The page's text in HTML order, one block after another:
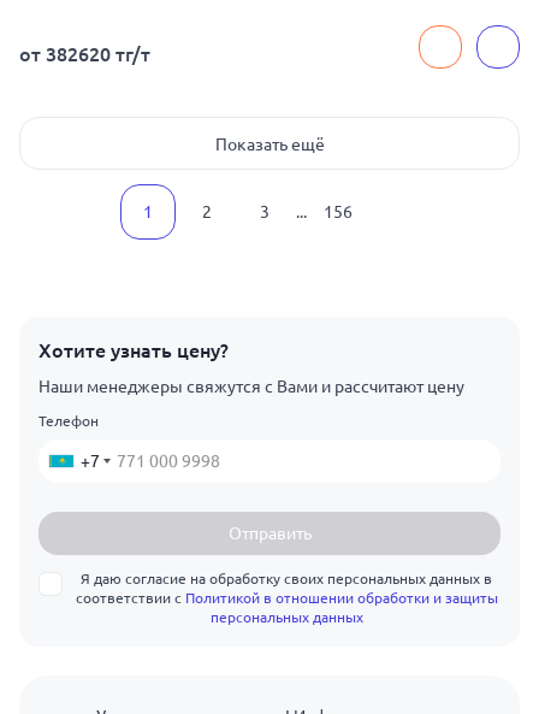
от 382620 тг/т
Показать ещё
1 2 3 ... 156
Хотите узнать цену?
Наши менеджеры свяжутся с Вами и рассчитают цену
Телефон
+7
Отправить
Я даю согласие на обработку своих персональных данных в
соответствии с Политикой в отношении обработки и защиты
персональных данных